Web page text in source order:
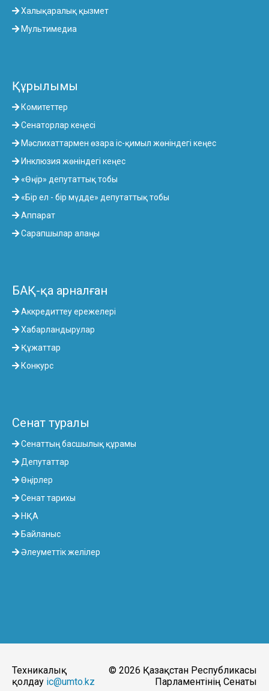
Халықаралық қызмет
Мультимедиа
Құрылымы
Комитеттер
Сенаторлар кеңесі
Мәслихаттармен өзара іс-қимыл жөніндегі кеңес
Инклюзия жөніндегі кеңес
«Өңір» депутаттық тобы
«Бір ел - бір мүдде» депутаттық тобы
Аппарат
Сарапшылар алаңы
БАҚ-қа арналған
Аккредиттеу ережелері
Хабарландырулар
Құжаттар
Конкурс
Сенат туралы
Сенаттың басшылық құрамы
Депутаттар
Өңірлер
Сенат тарихы
НҚА
Байланыс
Әлеуметтік желілер
Техникалық
қолдау ic@umto.kz
© 2026 Қазақстан Республикасы
Парламентінің Сенаты